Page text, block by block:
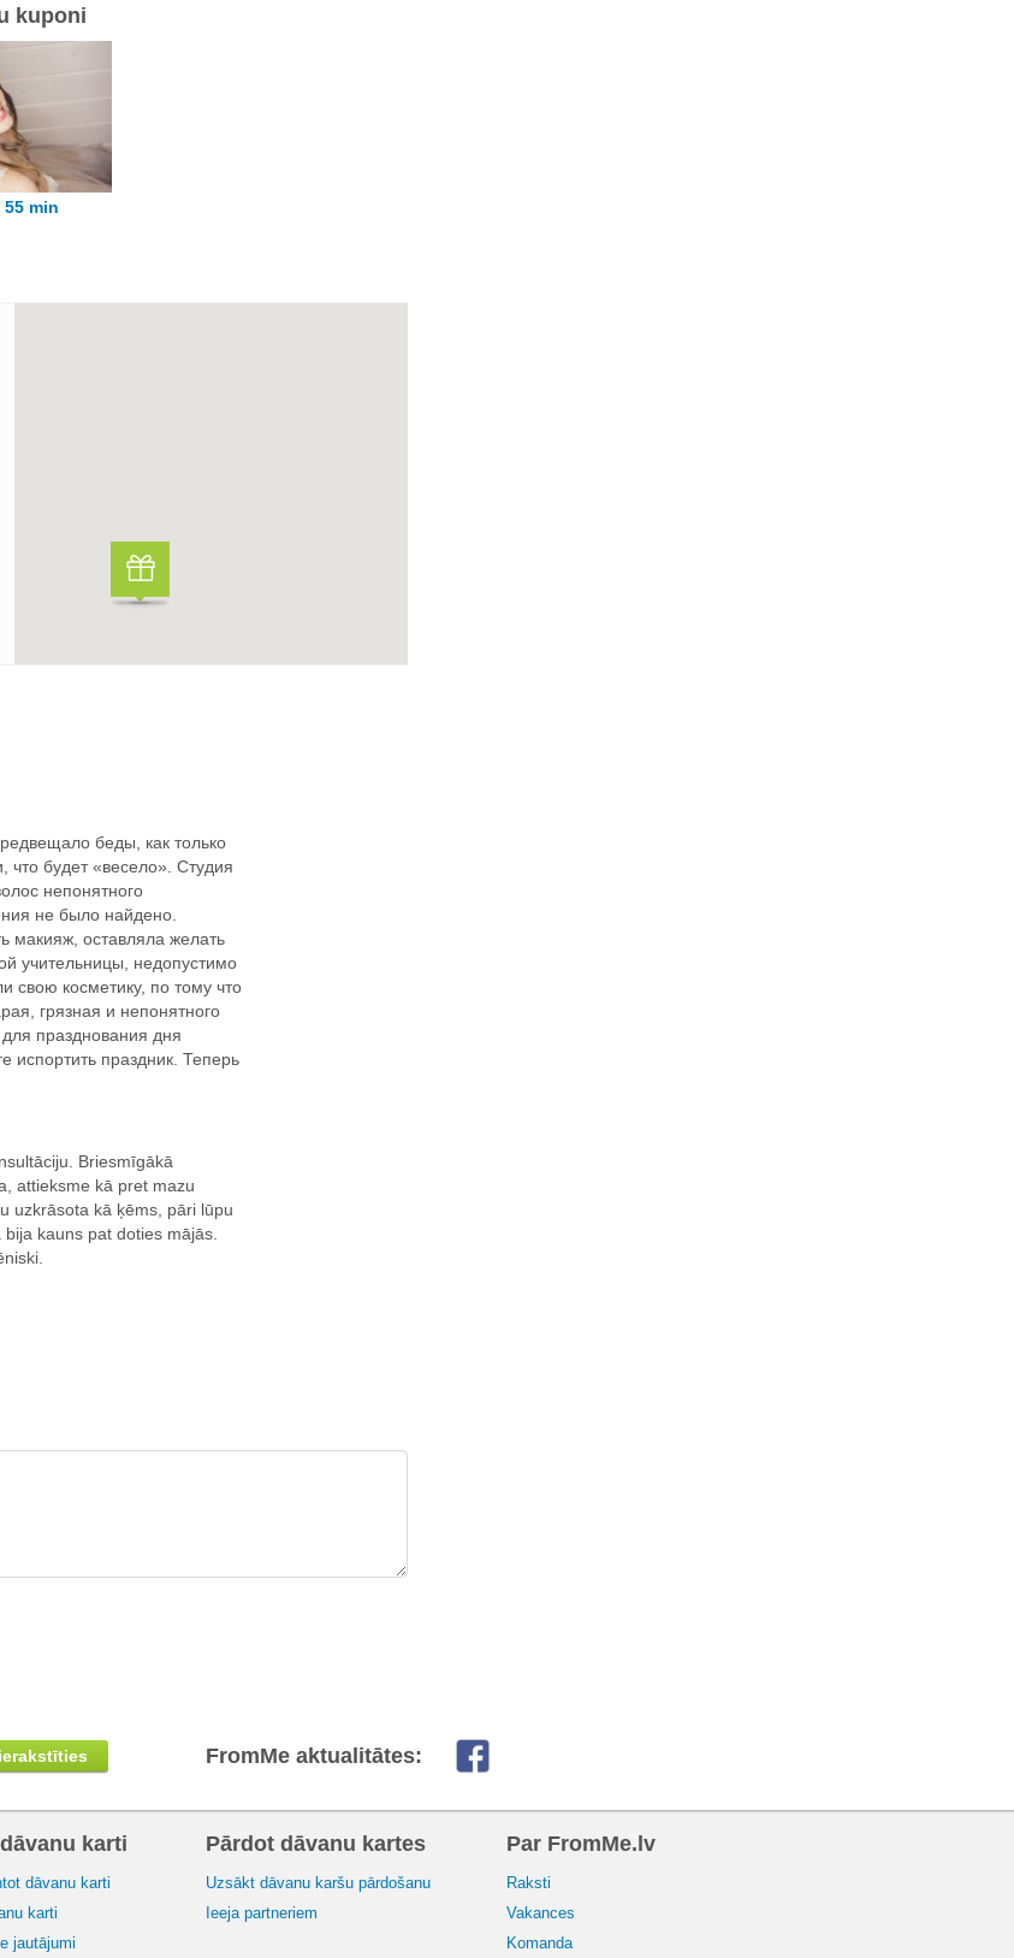
kuponi
55 min
беды, как только
что будет «весело». Студия
непонятного
не было найдено.
макияж, оставляла желать
учительницы, недопустимо
свою косметику, по тому что
грязная и непонятного
празднования дня
испортить праздник. Теперь
Briesmīgākā
attieksme kā pret mazu
uzkrāsota kā ķēms, pāri lūpu
kauns pat doties mājās.
FromMe aktualitātes:
karti
dāvanu karti
karti
jautājumi
Pārdot dāvanu kartes
Uzsākt dāvanu karšu pārdošanu
Ieeja partneriem
Par FromMe.lv
Raksti
Vakances
Komanda